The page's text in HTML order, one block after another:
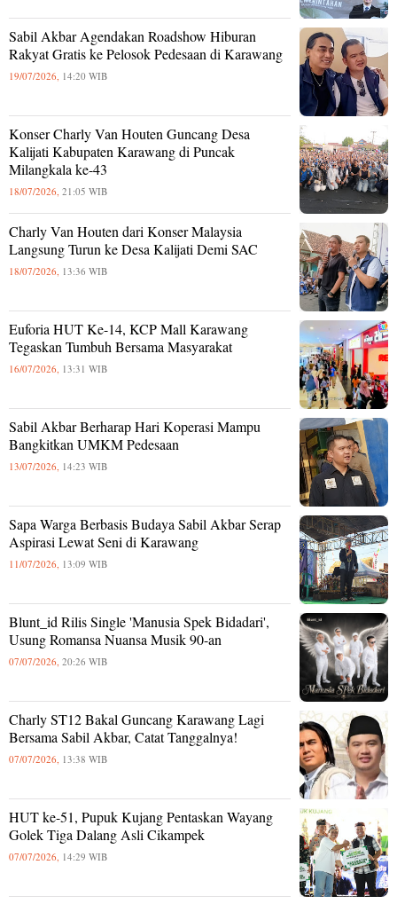
Sabil Akbar Agendakan Roadshow Hiburan
Rakyat Gratis ke Pelosok Pedesaan di Karawang
19/07/2026, 14:20 WIB
Konser Charly Van Houten Guncang Desa
Kalijati Kabupaten Karawang di Puncak
Milangkala ke-43
18/07/2026, 21:05 WIB
Charly Van Houten dari Konser Malaysia
Langsung Turun ke Desa Kalijati Demi SAC
18/07/2026, 13:36 WIB
Euforia HUT Ke-14, KCP Mall Karawang
Tegaskan Tumbuh Bersama Masyarakat
16/07/2026, 13:31 WIB
Sabil Akbar Berharap Hari Koperasi Mampu
Bangkitkan UMKM Pedesaan
13/07/2026, 14:23 WIB
Sapa Warga Berbasis Budaya Sabil Akbar Serap
Aspirasi Lewat Seni di Karawang
11/07/2026, 13:09 WIB
Blunt_id Rilis Single 'Manusia Spek Bidadari',
Usung Romansa Nuansa Musik 90-an
07/07/2026, 20:26 WIB
Charly ST12 Bakal Guncang Karawang Lagi
Bersama Sabil Akbar, Catat Tanggalnya!
07/07/2026, 13:38 WIB
HUT ke-51, Pupuk Kujang Pentaskan Wayang
Golek Tiga Dalang Asli Cikampek
07/07/2026, 14:29 WIB